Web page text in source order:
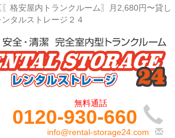
格安屋内トランクルーム〗月2,680円〜貸し
タルストレージ２４
0120-930-660
info@rental-storage24.com